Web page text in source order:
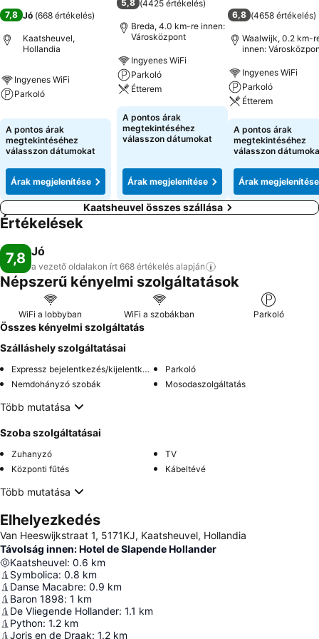
7,8 Jó (668 értékelés)
Kaatsheuvel,
Hollandia
Ingyenes WiFi
Parkoló
A pontos árak
megtekintéséhez
válasszon dátumokat
Árak megjelenítése
5,8 (4425 értékelés)
Breda, 4.0 km-re innen:
Városközpont
Ingyenes WiFi
Parkoló
Étterem
A pontos árak
megtekintéséhez
válasszon dátumokat
Árak megjelenítése
6,8 (4658 értékelés)
Waalwijk, 0.2 km-
innen:
Ingyenes WiFi
Parkoló
Étterem
A pontos árak
megtekintéséhez
válasszon
Árak megjelenítése
Kaatsheuvel összes szállása
Értékelések
7,8 Jó
a vezető oldalakon írt 668 értékelés alapján
Népszerű kényelmi szolgáltatások
WiFi a lobbyban WiFi a szobákban Parkoló
Összes kényelmi szolgáltatás
Szálláshely szolgáltatásai
Expressz bejelentkezés/kijelentkezés
Parkoló
Nemdohányzó szobák
Mosodaszolgáltatás
Több mutatása
Szoba szolgáltatásai
Zuhanyzó
TV
Központi fűtés
Kábeltévé
Több mutatása
Elhelyezkedés
Van Heeswijkstraat 1, 5171KJ, Kaatsheuvel, Hollandia
Távolság innen: Hotel de Slapende Hollander
Kaatsheuvel: 0.6 km
Symbolica: 0.8 km
Danse Macabre: 0.9 km
Baron 1898: 1 km
De Vliegende Hollander: 1.1 km
Python: 1.2 km
Joris en de Draak: 1.2 km